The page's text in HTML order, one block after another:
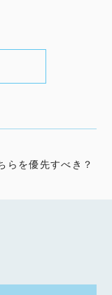
らを優先すべき？